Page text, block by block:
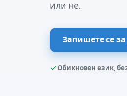
или не.
Запишете се
Обикновен език,